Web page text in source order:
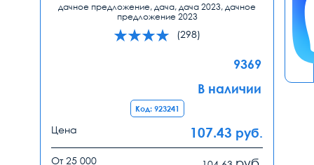
дачное предложение, дача, дача 2023, дачное
предложение 2023
(298)
9369
В наличии
Код: 923241
Цена 107.43 руб.
От 25 000